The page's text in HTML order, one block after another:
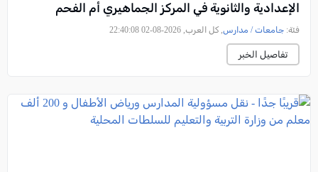
الإعدادية والثانوية في المركز الجماهيري أم الفحم
فئة: جامعات / مدارس , كل العرب, 2026-08-02 22:40:08
تفاصيل الخبر